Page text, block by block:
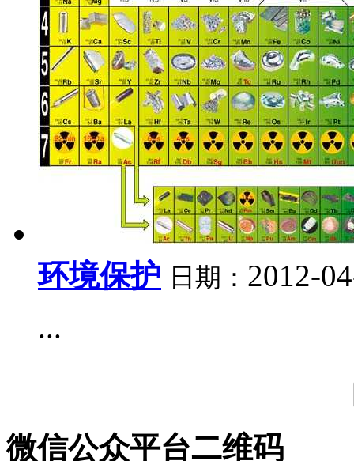
环境保护 日期： 2012-
...
微信公众平台二维码